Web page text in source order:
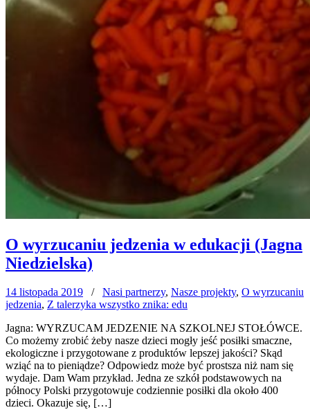
O wyrzucaniu jedzenia w edukacji (Jagna
Niedzielska)
14 listopada 2019 / Nasi partnerzy, Nasze projekty, O wyrzucaniu
jedzenia, Z talerzyka wszystko znika: edu
Jagna: WYRZUCAM JEDZENIE NA SZKOLNEJ STOŁÓWCE.
Co możemy zrobić żeby nasze dzieci mogły jeść posiłki smaczne,
ekologiczne i przygotowane z produktów lepszej jakości? Skąd
wziąć na to pieniądze? Odpowiedz może być prostsza niż nam się
wydaje. Dam Wam przykład. Jedna ze szkół podstawowych na
północy Polski przygotowuje codziennie posiłki dla około 400
dzieci. Okazuje się, […]